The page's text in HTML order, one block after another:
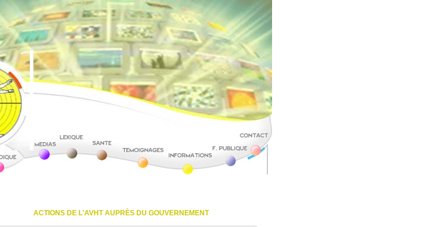
ACTIONS DE L'AVHT AUPRÈS DU GOUVERNEMENT